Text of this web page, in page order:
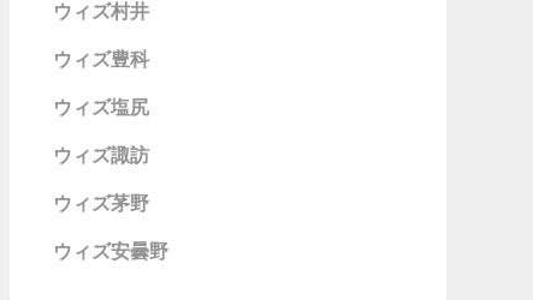
ウィズ村井
ウィズ豊科
ウィズ塩尻
ウィズ諏訪
ウィズ茅野
ウィズ安曇野